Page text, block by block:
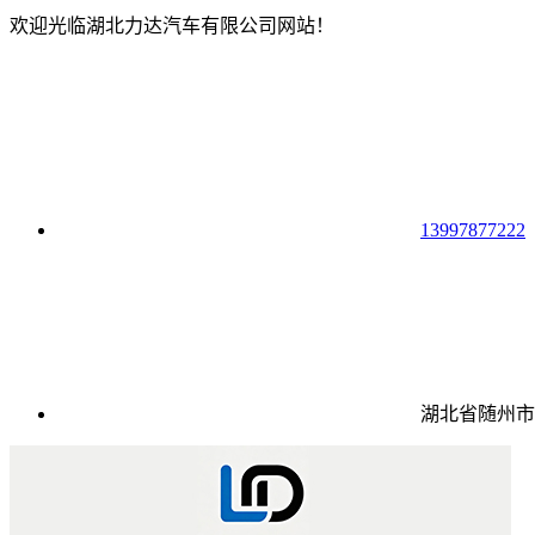
欢迎光临湖北力达汽车有限公司网站！
13997877222
湖北省随州